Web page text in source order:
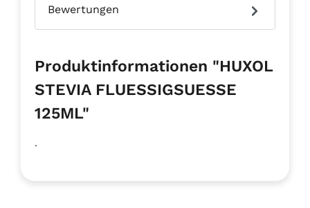
Bewertungen
Produktinformationen "HUXOL
STEVIA FLUESSIGSUESSE
125ML"
.